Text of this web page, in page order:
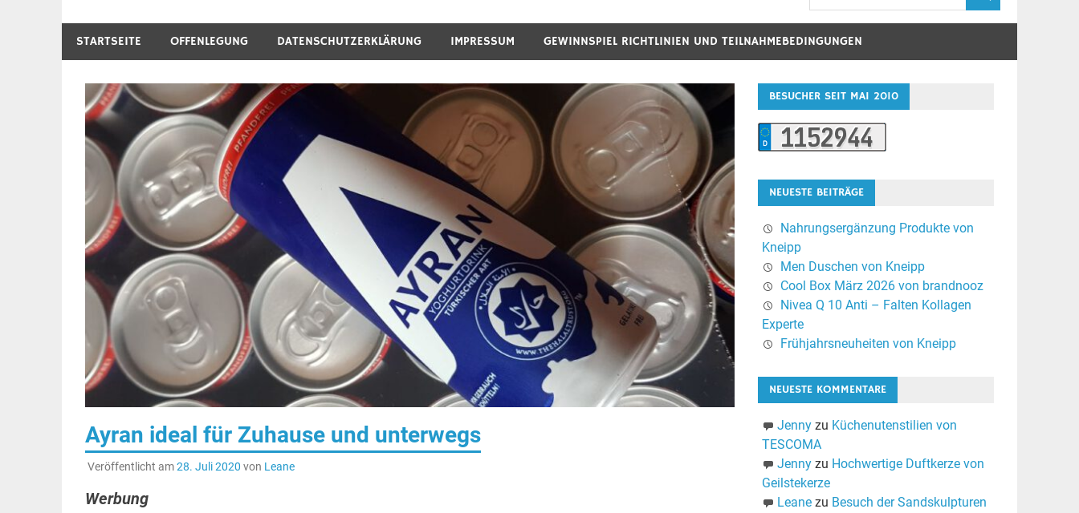
STARTSEITE OFFENLEGUNG DATENSCHUTZERKLÄRUNG IMPRESSUM GEWINNSPIEL RICHTLINIEN UND TEILNAHMEBEDINGUNGEN
Ayran ideal für Zuhause und unterwegs
Veröffentlicht am28. Juli 2020 von Leane
Werbung
BESUCHER SEIT MAI 2010
NEUESTE BEITRÄGE
Nahrungsergänzung Produkte von
Kneipp
Men Duschen von Kneipp
Cool Box März 2026 von brandnooz
Nivea Q 10 Anti – Falten Kollagen
Experte
Frühjahrsneuheiten von Kneipp
NEUESTE KOMMENTARE
Jennyzu Küchenutenstilien von
TESCOMA
Jennyzu Hochwertige Duftkerze von
Geilstekerze
Leanezu Besuch der Sandskulpturen